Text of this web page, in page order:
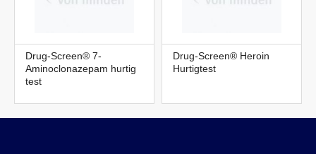
Drug-Screen® 7-
Aminoclonazepam hurtig
test
Drug-Screen® Heroin
Hurtigtest